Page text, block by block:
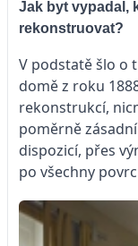
Jak byt vypadal,
rekonstruovat?
V podstatě šlo o
domě z roku
rekonstrukcí,
poměrně
dispozicí, přes
po všechny